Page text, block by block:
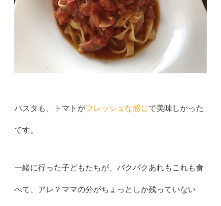
パスタも、トマトがフレッシュな感じで美味しかった
です。
一緒に行った子どもたちが、パクパクあれもこれも食
べて、アレ？ ママの分がちょっとしか残っていない